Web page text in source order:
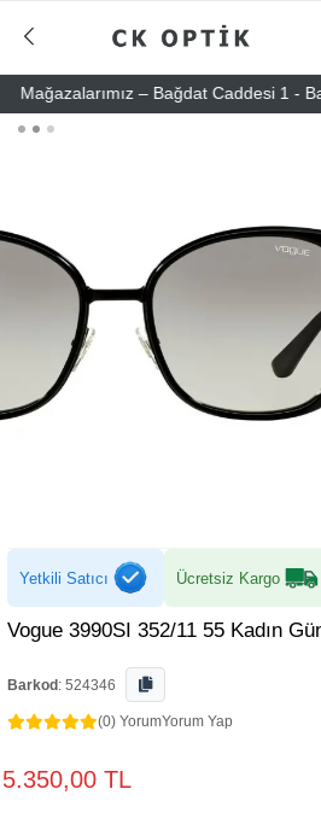
– Bağdat Caddesi 1 -
Yetkili Satıcı Ücretsiz Kargo
Vogue 3990SI 352/11 55 Kadın
Barkod : 524346
(0) YorumYorum Yap
5.350,00 TL